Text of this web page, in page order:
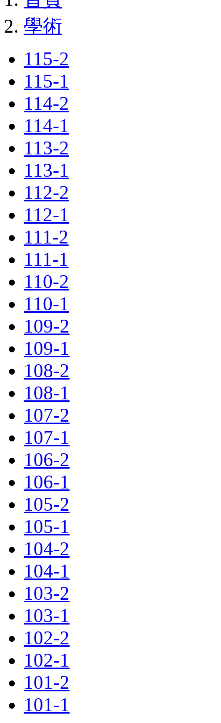
學術
115-2
115-1
114-2
114-1
113-2
113-1
112-2
112-1
111-2
111-1
110-2
110-1
109-2
109-1
108-2
108-1
107-2
107-1
106-2
106-1
105-2
105-1
104-2
104-1
103-2
103-1
102-2
102-1
101-2
101-1